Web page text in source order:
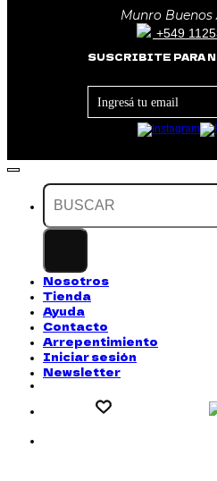
Munro Buenos
+549
SUSCRIBITE PARA
Footer
Newsletter
Buscar
por:
Nosotros
Tienda
Ayuda
Contacto
Arrepentimiento
Iniciar sesión
Newsletter